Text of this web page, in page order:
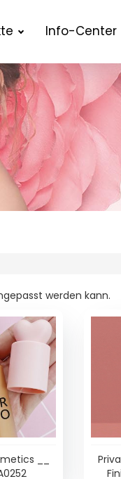
Info-Center
werden kann.
__